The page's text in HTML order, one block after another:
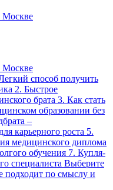
Москве
Москве
способ получить
2. Быстрое
брата 3. Как стать
образовании без
–
карьерного роста 5.
медицинского диплома
обучения 7. Купля-
специалиста Выберите
подходит по смыслу и